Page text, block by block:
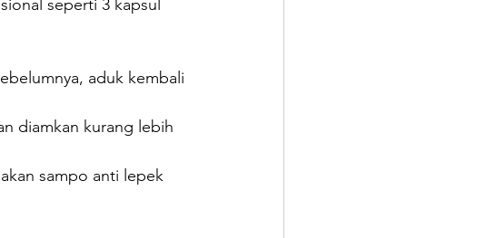
seperti 3 kapsul
aduk kembali
diamkan kurang lebih
sampo anti lepek